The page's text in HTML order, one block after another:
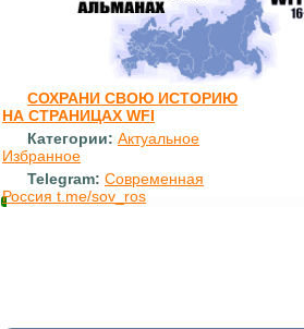
СОХРАНИ СВОЮ ИСТОРИЮ
НА СТРАНИЦАХ WFI
Категории: Актуальное
Избранное
Telegram: Современная
Россия t.me/sov_ros